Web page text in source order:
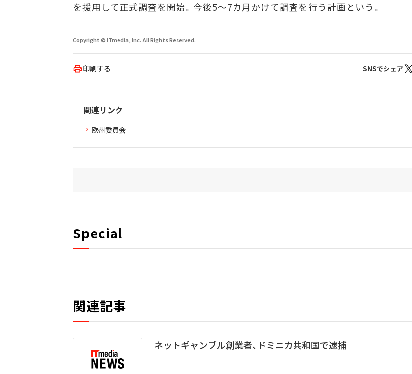
を援用して正式調査を開始。今後5～7カ月かけて調査を行う計画という。
Copyright © ITmedia, Inc. All Rights Reserved.
印刷する SNSでシェア
関連リンク
欧州委員会
Special
関連記事
ネットギャンブル創業者、ドミニカ共和国で逮捕